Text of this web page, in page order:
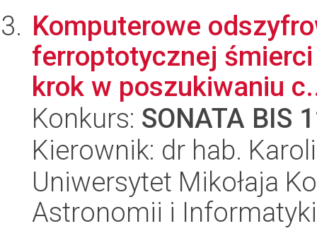
Komputerowe
ferroptotycznej
krok w poszukiwaniu
Konkurs: SONATA BIS
Kierownik: dr hab.
Uniwersytet Mikołaja
Astronomii i